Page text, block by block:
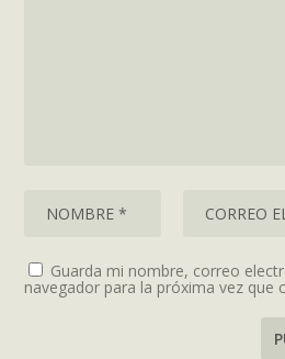
Guarda mi nombre, correo
navegador para la próxima vez que